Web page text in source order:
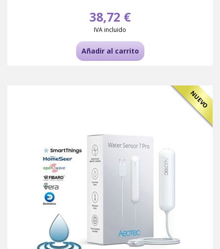
38,72 €
IVA incluido
Añadir al carrito
NUEVO